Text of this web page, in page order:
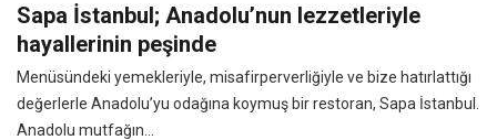
Sapa İstanbul; Anadolu’nun lezzetleriyle
hayallerinin peşinde
Menüsündeki yemekleriyle, misafirperverliğiyle ve bize hatırlattığı
değerlerle Anadolu’yu odağına koymuş bir restoran, Sapa İstanbul.
Anadolu mutfağın...